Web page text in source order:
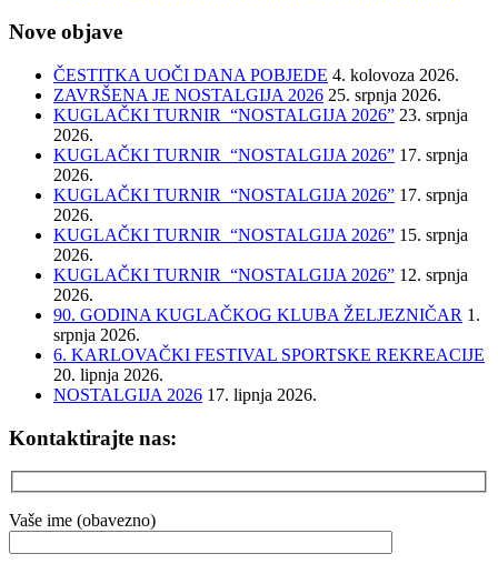
Nove objave
ČESTITKA UOČI DANA POBJEDE 4. kolovoza 2026.
ZAVRŠENA JE NOSTALGIJA 2026 25. srpnja 2026.
KUGLAČKI TURNIR “NOSTALGIJA 2026” 23. srpnja
2026.
KUGLAČKI TURNIR “NOSTALGIJA 2026” 17. srpnja
2026.
KUGLAČKI TURNIR “NOSTALGIJA 2026” 17. srpnja
2026.
KUGLAČKI TURNIR “NOSTALGIJA 2026” 15. srpnja
2026.
KUGLAČKI TURNIR “NOSTALGIJA 2026” 12. srpnja
2026.
90. GODINA KUGLAČKOG KLUBA ŽELJEZNIČAR 1.
srpnja 2026.
6. KARLOVAČKI FESTIVAL SPORTSKE REKREACIJE
20. lipnja 2026.
NOSTALGIJA 2026 17. lipnja 2026.
Kontaktirajte nas:
Vaše ime (obavezno)